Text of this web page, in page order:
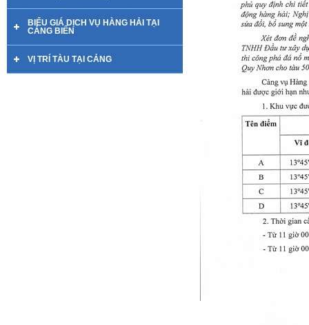
BIỂU GIÁ DỊCH VỤ HÀNG HẢI TẠI
CẢNG BIỂN
VỊ TRÍ TÀU TẠI CẢNG